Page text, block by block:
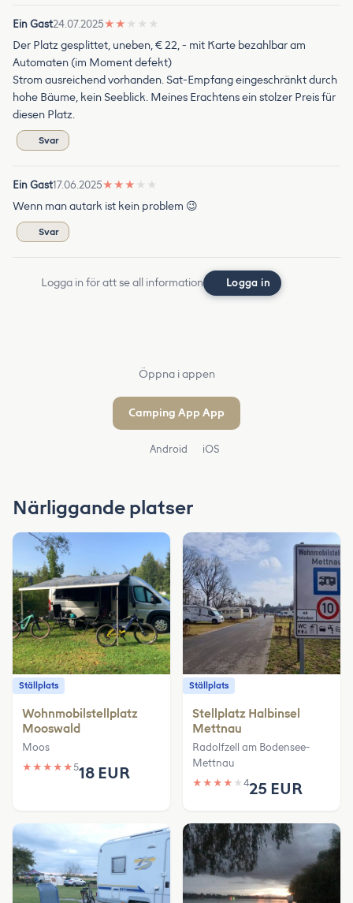
Ein Gast24.07.2025★ ★ ★ ★ ★
Der Platz gesplittet, uneben, € 22, - mit Karte bezahlbar am
Automaten (im Moment defekt)
Strom ausreichend vorhanden. Sat-Empfang eingeschränkt durch
hohe Bäume, kein Seeblick. Meines Erachtens ein stolzer Preis für
diesen Platz.
Svar
Ein Gast17.06.2025★ ★ ★ ★ ★
Wenn man autark ist kein problem 😉
Svar
Logga in för att se all information Logga in
Öppna i appen
Camping App App
Android iOS
Närliggande platser
Ställplats
Wohnmobilstellplatz
Mooswald
Moos
★ ★ ★ ★ ★518 EUR
Ställplats
Stellplatz Halbinsel
Mettnau
Radolfzell am Bodensee-
Mettnau
★ ★ ★ ★ ★ 425 EUR